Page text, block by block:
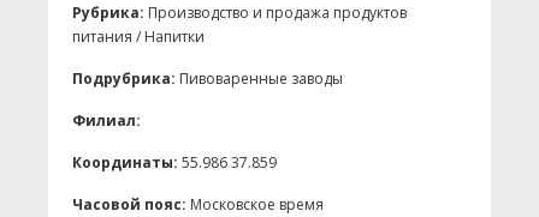
Рубрика: Производство и продажа продуктов
питания / Напитки
Подрубрика: Пивоваренные заводы
Филиал:
Координаты: 55.986 37.859
Часовой пояс: Московское время